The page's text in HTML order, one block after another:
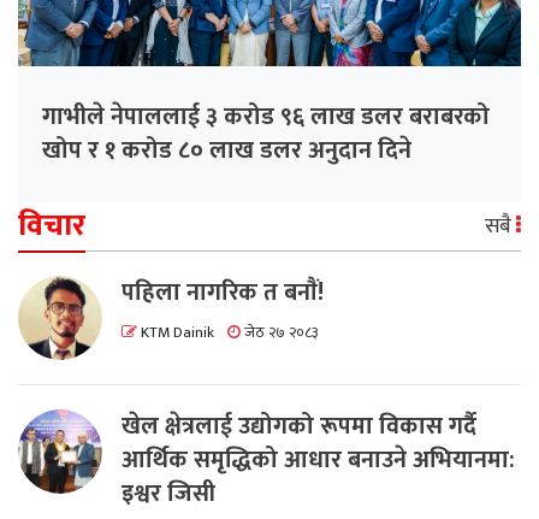
गाभीले नेपाललाई ३ करोड ९६ लाख डलर बराबरको
खोप र १ करोड ८० लाख डलर अनुदान दिने
विचार सबै
पहिला नागरिक त बनाैं!
KTM Dainik जेठ २७ २०८३
खेल क्षेत्रलाई उद्योगको रूपमा विकास गर्दै
आर्थिक समृद्धिको आधार बनाउने अभियानमा:
इश्वर जिसी